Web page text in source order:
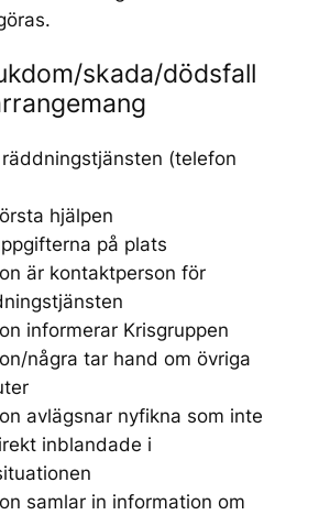
skada/dödsfall
(telefon
hjälpen
på plats
är kontaktperson för
informerar Krisgruppen
några tar hand om övriga
avlägsnar nyfikna som inte
inblandade i
samlar in information om